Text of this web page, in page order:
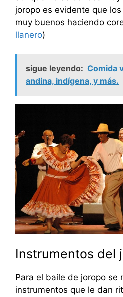
joropo es evidente que
muy buenos haciendo
llanero)
sigue leyendo: Comida
andina, indígena, y más.
Instrumentos del
Para el baile de joropo se
instrumentos que le dan